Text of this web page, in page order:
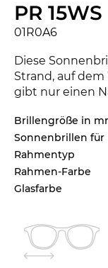
PR 15WS
01R0A6
Diese
Strand, auf
gibt nur einen
der neuen
Trendsetter bist.
renommierte
für 2021. Eine
Lieblingsoutfit
Brillengröße in
Sonnenbrillen für
Rahmentyp
Rahmen-Farbe
Glasfarbe